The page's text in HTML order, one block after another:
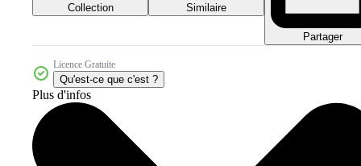
Collection Similaire
Partager
Licence Gratuite
Qu'est-ce que c'est ?
Plus d'infos